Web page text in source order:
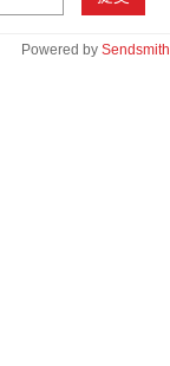
Powered by Sendsmith